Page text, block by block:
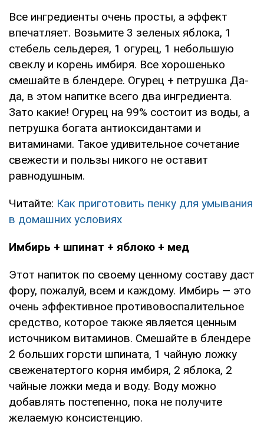
Все ингредиенты очень просты, а эффект
впечатляет. Возьмите 3 зеленых яблока, 1
стебель сельдерея, 1 огурец, 1 небольшую
свеклу и корень имбиря. Все хорошенько
смешайте в блендере. Огурец + петрушка Да-
да, в этом напитке всего два ингредиента.
Зато какие! Огурец на 99% состоит из воды, а
петрушка богата антиоксидантами и
витаминами. Такое удивительное сочетание
свежести и пользы никого не оставит
равнодушным.
Читайте: Как приготовить пенку для умывания
в домашних условиях
Имбирь + шпинат + яблоко + мед
Этот напиток по своему ценному составу даст
фору, пожалуй, всем и каждому. Имбирь — это
очень эффективное противовоспалительное
средство, которое также является ценным
источником витаминов. Смешайте в блендере
2 больших горсти шпината, 1 чайную ложку
свеженатертого корня имбиря, 2 яблока, 2
чайные ложки меда и воду. Воду можно
добавлять постепенно, пока не получите
желаемую консистенцию.